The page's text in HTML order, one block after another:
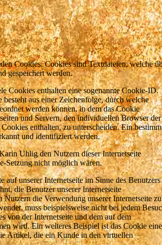
Cookies. Cookies sind Textdateien, welche
gespeichert werden.
Cookies enthalten eine sogenannte Cookie-ID.
aus einer Zeichenfolge, durch welche
werden können, in dem das Cookie
und Servern, den individuellen Browser der
enthalten, zu unterscheiden. Ein
und identifiziert werden.
Uhlig den Nutzern dieser Internetseite
Setzung nicht möglich wären.
unserer Internetseite im Sinne des Benutzers
die Benutzer unserer Internetseite
die Verwendung unserer Internetseite zu
muss beispielsweise nicht bei jedem
von der Internetseite und dem auf dem
wird. Ein weiteres Beispiel ist das Cookie
Artikel, die ein Kunde in den virtuellen